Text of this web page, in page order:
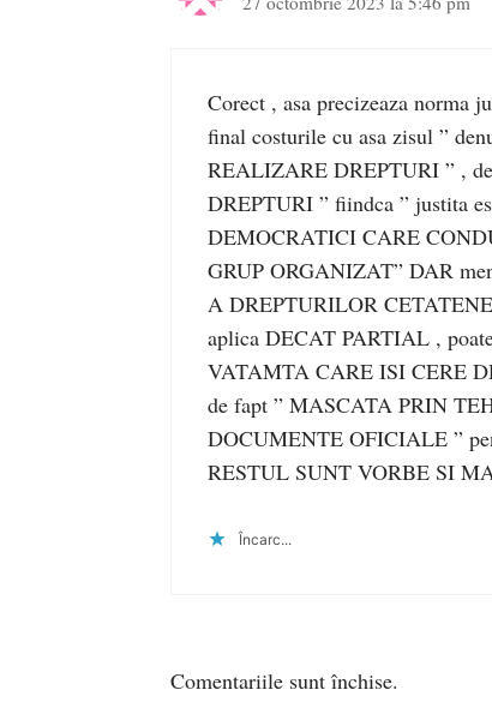
Corect , asa precizeaza norma
final costurile cu asa zisul ”
REALIZARE DREPTURI ” , de
DREPTURI ” fiindca ” justita
DEMOCRATICI CARE
GRUP ORGANIZAT” DAR
A DREPTURILOR
aplica DECAT PARTIAL ,
VATAMTA CARE ISI CERE
de fapt ” MASCATA PRIN
DOCUMENTE OFICIALE ”
RESTUL SUNT VORBE SI
Încarc...
Comentariile sunt închise.